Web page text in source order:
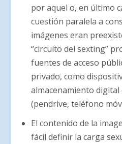
por aquel o, en último
cuestión paralela a
imágenes eran
“circuito del sexting”
fuentes de acceso
privado, como
almacenamiento
(pendrive, teléfono
El contenido de la
fácil definir la carga